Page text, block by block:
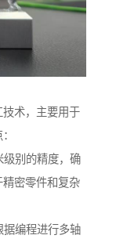
技术，主要用于
别的精度，确
密零件和复杂
编程进行多轴